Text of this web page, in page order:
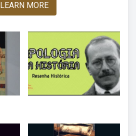
LEARN MORE